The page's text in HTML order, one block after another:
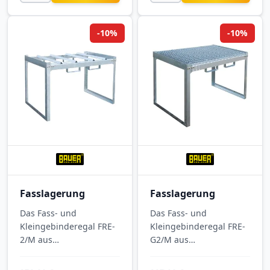
Fasslagerung
Das Fass- und
Kleingebinderegal FRE-
2/M aus
-10%
Fasslagerung
Das Fass- und
Kleingebinderegal FRE-
G2/M aus
-10%